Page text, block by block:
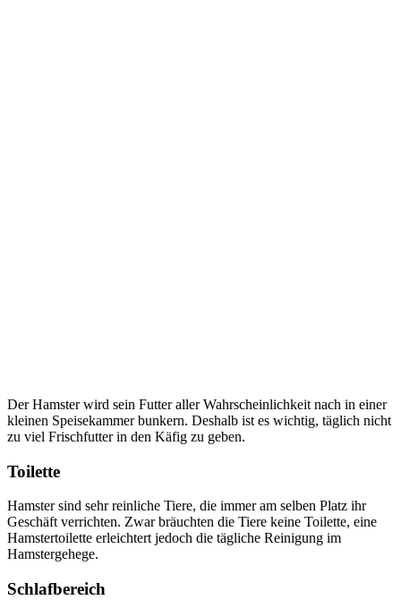
Der Hamster wird sein Futter aller Wahrscheinlichkeit nach in einer
kleinen Speisekammer bunkern. Deshalb ist es wichtig, täglich nicht
zu viel Frischfutter in den Käfig zu geben.
Toilette
Hamster sind sehr reinliche Tiere, die immer am selben Platz ihr
Geschäft verrichten. Zwar bräuchten die Tiere keine Toilette, eine
Hamstertoilette erleichtert jedoch die tägliche Reinigung im
Hamstergehege.
Schlafbereich